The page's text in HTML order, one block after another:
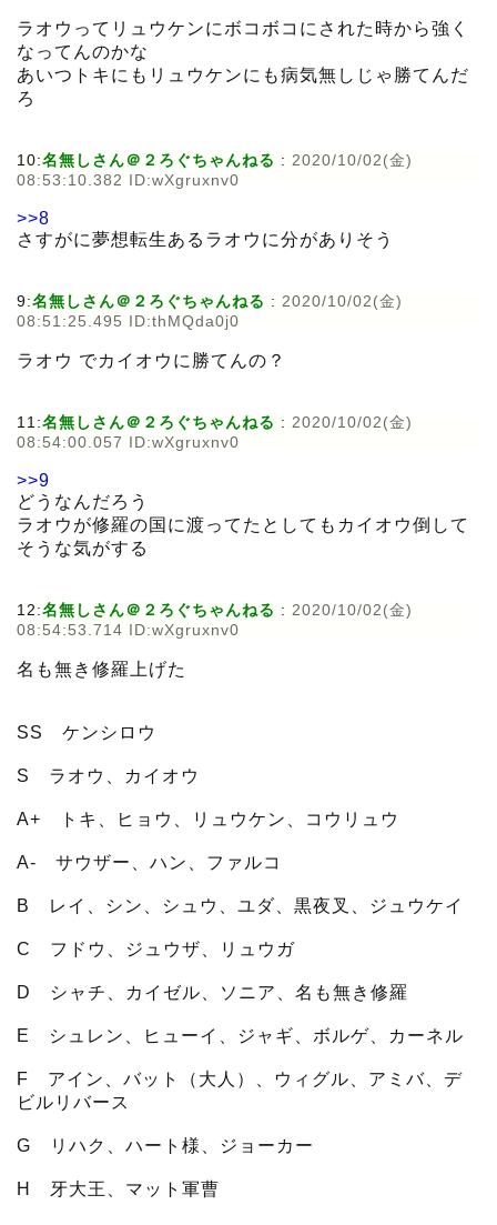
ラオウってリュウケンにボコボコにされた時から強く
なってんのかな
あいつトキにもリュウケンにも病気無しじゃ勝てんだ
ろ
10:名無しさん＠２ろぐちゃんねる : 2020/10/02(金)
08:53:10.382 ID:wXgruxnv0
>>8
さすがに夢想転生あるラオウに分がありそう
9:名無しさん＠２ろぐちゃんねる : 2020/10/02(金)
08:51:25.495 ID:thMQda0j0
ラオウ でカイオウに勝てんの？
11:名無しさん＠２ろぐちゃんねる : 2020/10/02(金)
08:54:00.057 ID:wXgruxnv0
>>9
どうなんだろう
ラオウが修羅の国に渡ってたとしてもカイオウ倒して
そうな気がする
12:名無しさん＠２ろぐちゃんねる : 2020/10/02(金)
08:54:53.714 ID:wXgruxnv0
名も無き修羅上げた
SS ケンシロウ
S ラオウ、カイオウ
A+ トキ、ヒョウ、リュウケン、コウリュウ
A- サウザー、ハン、ファルコ
B レイ、シン、シュウ、ユダ、黒夜叉、ジュウケイ
C フドウ、ジュウザ、リュウガ
D シャチ、カイゼル、ソニア、名も無き修羅
E シュレン、ヒューイ、ジャギ、ボルゲ、カーネル
F アイン、バット（大人）、ウィグル、アミバ、デ
ビルリバース
G リハク、ハート様、ジョーカー
H 牙大王、マット軍曹